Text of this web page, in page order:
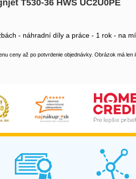
T530-36 HWS UC2U0PE
- náhradní díly a práce - 1 rok - na
ceny až po potvrdenie objednávky. Obrázok má len